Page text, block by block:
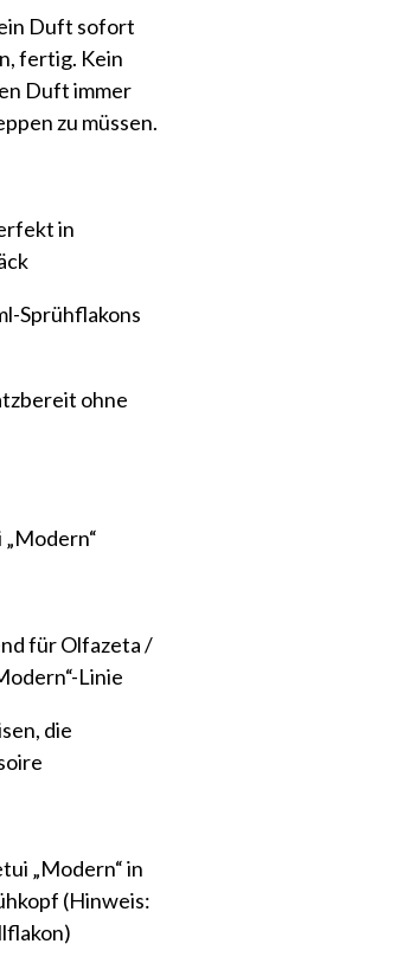
Duft sofort
fertig. Kein
Duft immer
zu müssen.
in
Sprühflakons
ohne
für Olfazeta /
Linie
die
„Modern“ in
(Hinweis: